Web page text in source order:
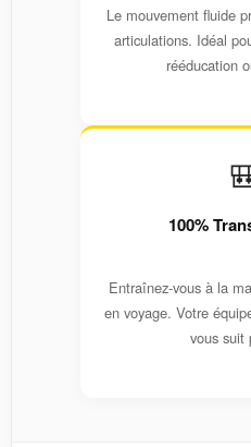
Le mouvement fluide
articulations. Idéal
rééducation
100%
Entraînez-vous à la
en voyage. Votre
vous suit